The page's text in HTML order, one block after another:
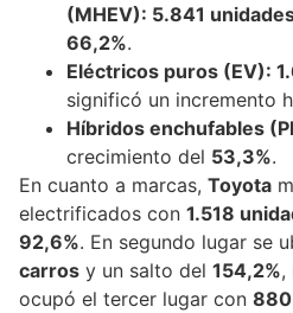
(MHEV): 5.841
66,2%.
Eléctricos puros (EV):
significó un incremento
Híbridos enchufables
crecimiento del 53,3%.
En cuanto a marcas, Toyota
electrificados con 1.518
92,6%. En segundo lugar se
carros y un salto del 154,2%,
ocupó el tercer lugar con